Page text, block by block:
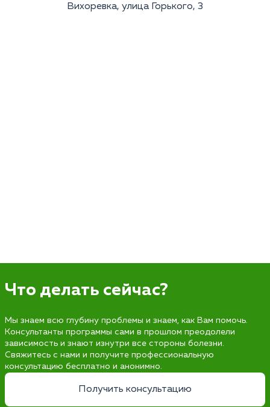
Вихоревка, улица Горького, 3
Что делать сейчас?
Мы знаем всю глубину проблемы и знаем, как Вам помочь.
Консультанты программы сами в прошлом преодолели
зависимость и знают изнутри все стороны болезни.
Свяжитесь с нами и получите профессиональную
консультацию бесплатно и анонимно.
Получить консультацию